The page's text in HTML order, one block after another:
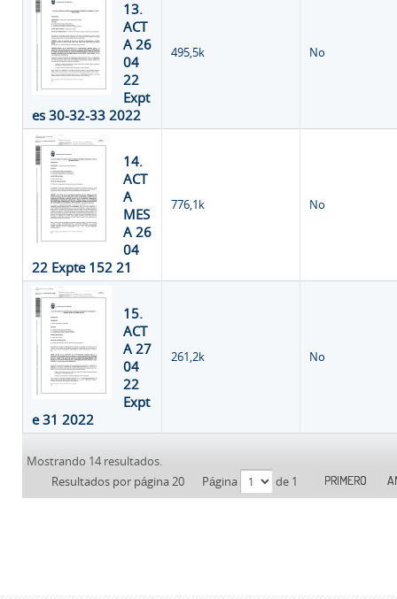
13.
ACT
A 26
04
22
Expt
es 30-32-33 2022
495,5k No
14.
ACT
A
MES
A 26
04
22 Expte 152 21
776,1k No
15.
ACT
A 27
04
22
Expt
e 31 2022
261,2k No
Mostrando 14 resultados.
Resultados por página 20
Página de 1 PRIMERO